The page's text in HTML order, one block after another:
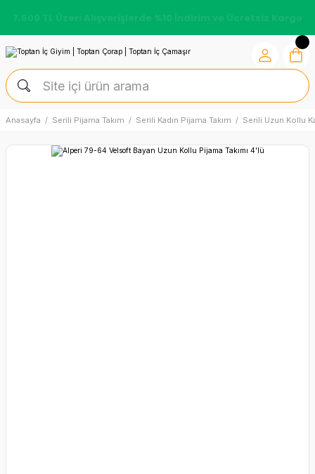
7.500 TL Üzeri Alışverişlerde %10 İndirim ve Ücretsiz Kargo
Anasayfa Serili Pijama Takım Serili Kadın Pijama Takım Serili Uzun Kollu